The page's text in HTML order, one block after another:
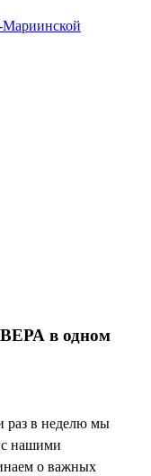
Мариинской
ВЕРА в одном
раз в неделю мы
с нашими
о важных